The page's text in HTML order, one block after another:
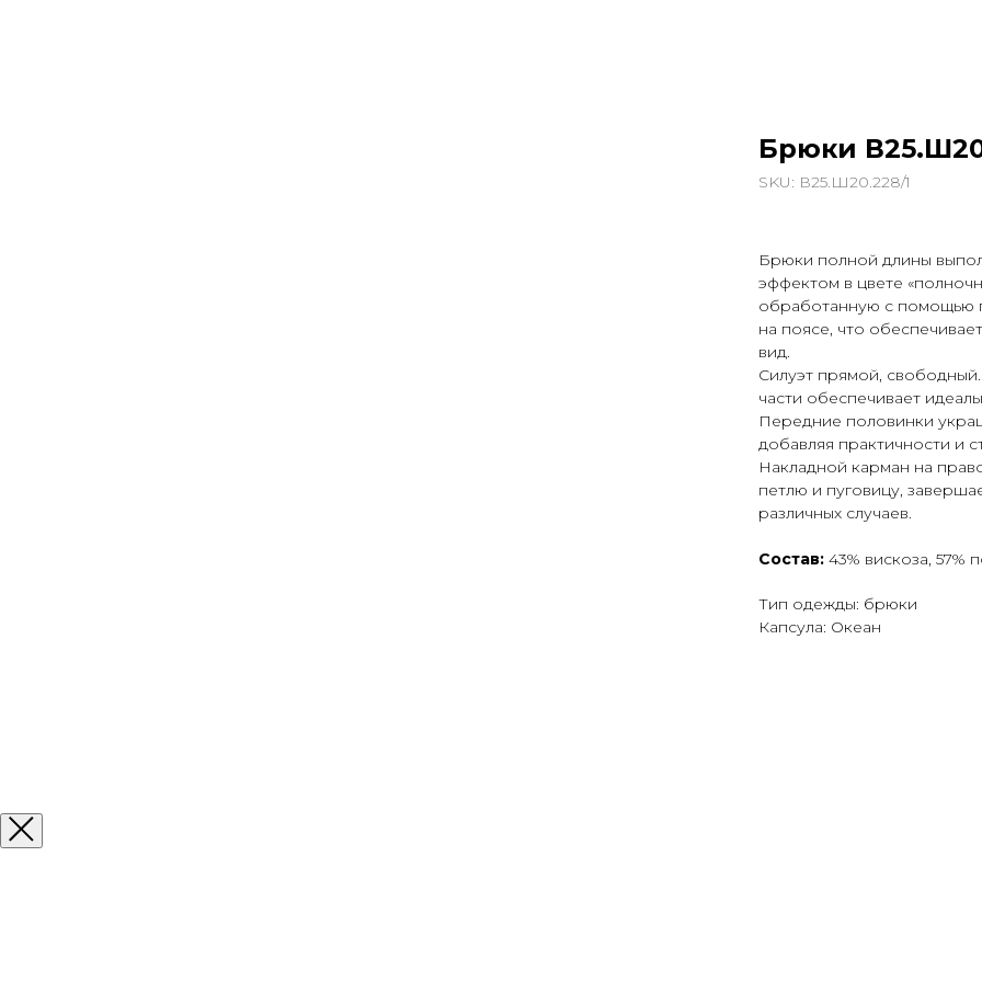
Брюки
SKU: В25.Ш20.228/1
Брюки полной длины
эффектом в цвете
обработанную с помощью
на поясе, что
вид.
Силуэт прямой,
части обеспечивает
Передние половинки
добавляя практичности и
Накладной карман на
петлю и пуговицу,
различных случаев.
Состав: 43% вискоза, 57%
Тип одежды: брюки
Капсула: Океан